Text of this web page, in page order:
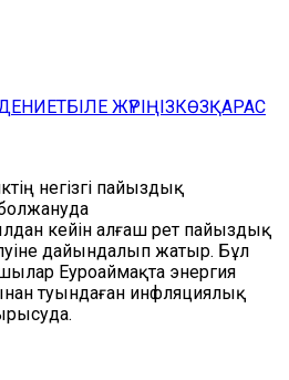
БІЛЕ ЖҮРІҢІЗКӨЗҚАРАС
негізгі пайыздық
кейін алғаш рет пайыздық
дайындалып жатыр. Бұл
Еуроаймақта энергия
туындаған инфляциялық